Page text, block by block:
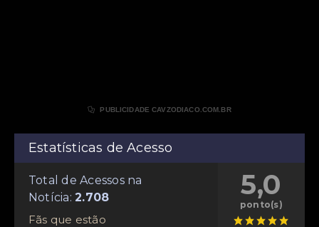
 PUBLICIDADE CAVZODIACO.COM.BR
Estatísticas de Acesso
Total de Acessos na
Notícia:
Fãs que estão
5,0
ponto(s)